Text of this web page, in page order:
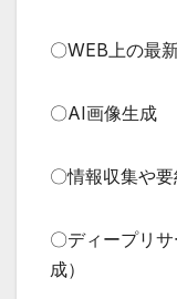
〇WEB上の最
〇AI画像生成
〇情報収集や
〇ディープリ
成）